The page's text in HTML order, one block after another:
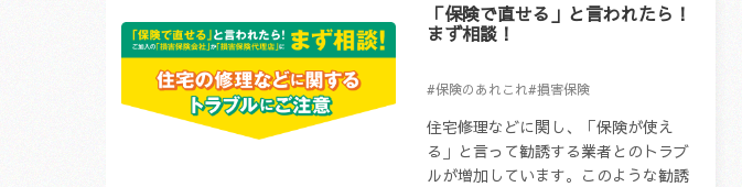
「保険で直せる」と言われたら！
まず相談！
#保険のあれこれ#損害保険
住宅修理などに関し、「保険が使え
る」と言って勧誘する業者とのトラブ
ルが増加しています。このような勧誘